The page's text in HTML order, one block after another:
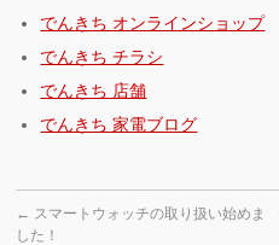
でんきち オンラインショップ
でんきち チラシ
でんきち 店舗
でんきち 家電ブログ
← スマートウォッチの取り扱い始めま
した！